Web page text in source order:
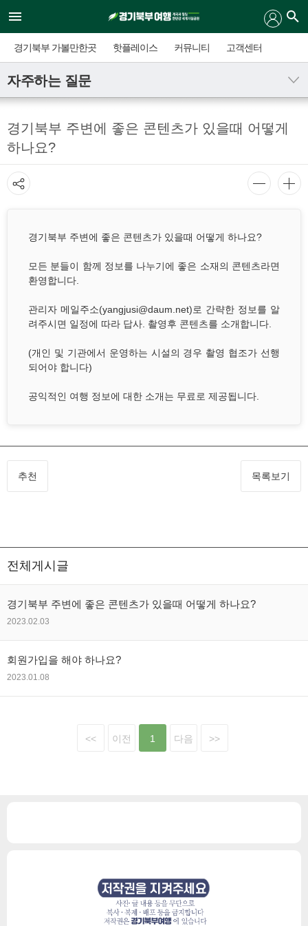
경기북부 가볼만한곳 핫플레이스 커뮤니티 고객센터
자주하는 질문
경기북부 주변에 좋은 콘텐츠가 있을때 어떻게
하나요?
경기북부 주변에 좋은 콘텐츠가 있을때 어떻게 하나요?
모든 분들이 함께 정보를 나누기에 좋은 소재의 콘텐츠라면
환영합니다.
관리자 메일주소(yangjusi@daum.net)로 간략한 정보를 알
려주시면 일정에 따라 답사. 촬영후 콘텐츠를 소개합니다.
(개인 및 기관에서 운영하는 시설의 경우 촬영 협조가 선행
되어야 합니다)
공익적인 여행 정보에 대한 소개는 무료로 제공됩니다.
추천 목록보기
전체게시글
경기북부 주변에 좋은 콘텐츠가 있을때 어떻게 하나요?
2023.02.03
회원가입을 해야 하나요?
2023.01.08
<< 이전 1 다음 >>